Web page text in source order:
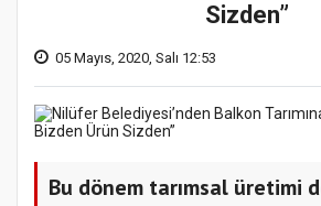
Sizden”
05 Mayıs, 2020, Salı 12:53
Bu dönem tarımsal üretimi